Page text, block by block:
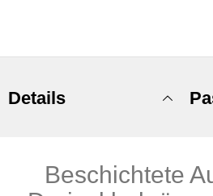
Details
Beschichtete